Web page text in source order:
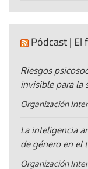
Pódcast | El
Riesgos
invisible para la
Organización
La inteligencia
de género en el
Organización